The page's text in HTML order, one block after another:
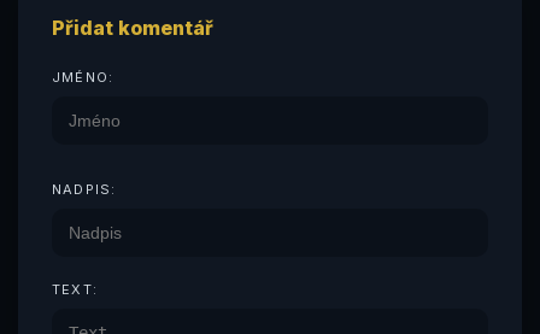
Přidat komentář
JMÉNO:
NADPIS:
TEXT: